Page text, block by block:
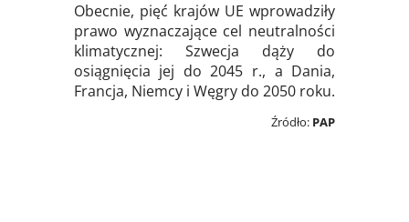
Obecnie, pięć krajów UE wprowadziły
prawo wyznaczające cel neutralności
klimatycznej: Szwecja dąży do
osiągnięcia jej do 2045 r., a Dania,
Francja, Niemcy i Węgry do 2050 roku.
Źródło: PAP